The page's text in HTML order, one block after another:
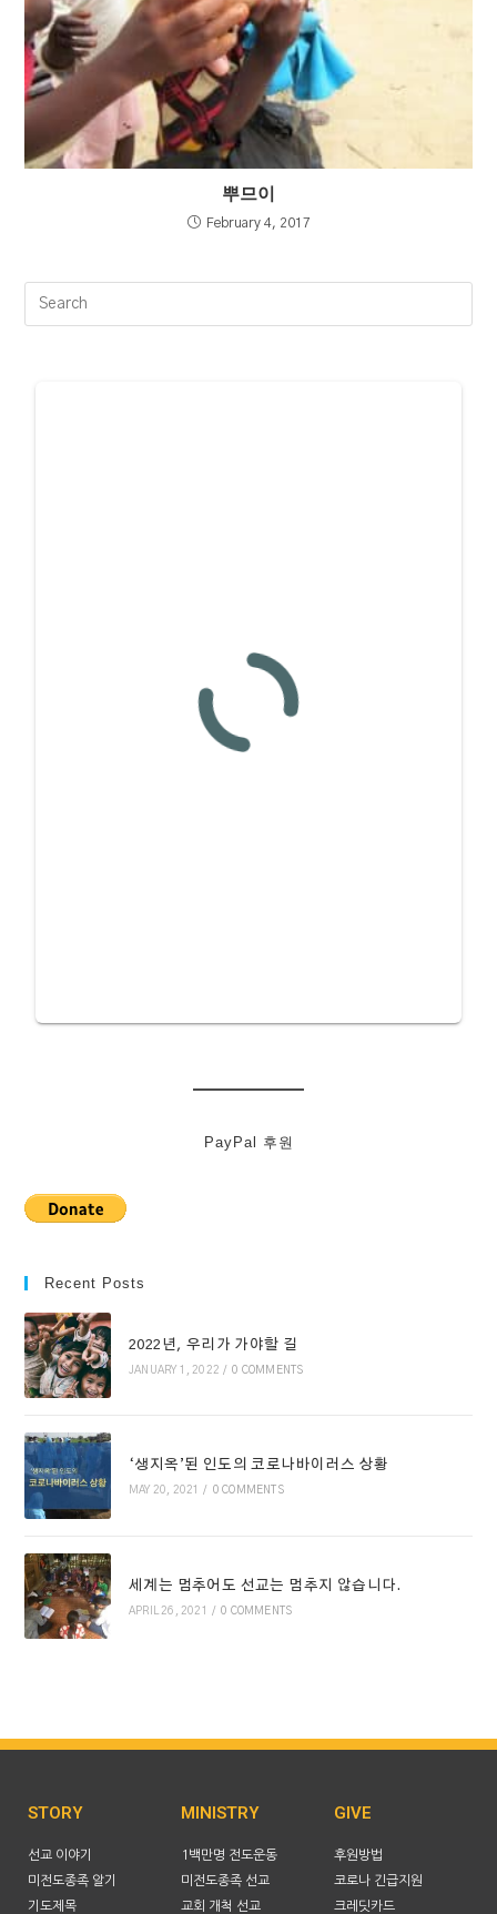
뿌므이
February 4, 2017
PayPal 후원
Recent Posts
2022년, 우리가 가야할 길
JANUARY 1, 2022 / 0 COMMENTS
‘생지옥’된 인도의 코로나바이러스 상황
MAY 20, 2021 / 0 COMMENTS
세계는 멈추어도 선교는 멈추지 않습니다.
APRIL 26, 2021 / 0 COMMENTS
STORY
선교 이야기
미전도종족 알기
기도제목
MINISTRY
1백만명 전도운동
미전도종족 선교
교회 개척 선교
GIVE
후원방법
코로나 긴급지원
크레딧카드